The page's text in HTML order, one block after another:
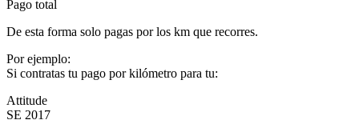
Pago total
De esta forma solo pagas por los km que recorres.
Por ejemplo:
Si contratas tu pago por kilómetro para tu:
Attitude
SE 2017